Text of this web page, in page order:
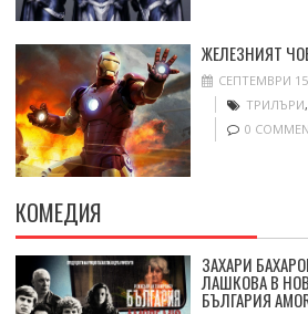
ЖЕЛЕЗНИЯТ
СЕПТЕМВРИ
ТРИЛЪРИ,
0
КОМЕДИЯ
ЗАХАРИ
ЛАШКОВА В
БЪЛГАРИЯ